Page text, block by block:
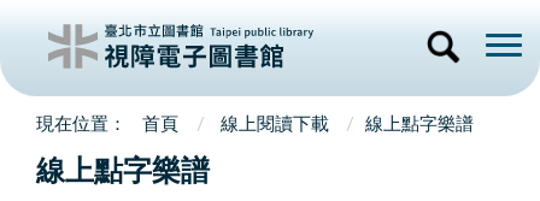
首頁 線上閱讀下載 線上點字樂譜
線上點字樂譜